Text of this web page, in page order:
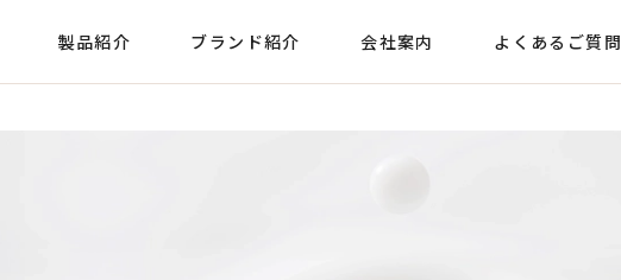
製品紹介 ブランド紹介 会社案内 よくあるご質問